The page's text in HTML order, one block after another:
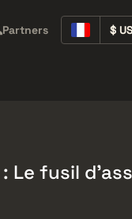
Partners $
Le fusil